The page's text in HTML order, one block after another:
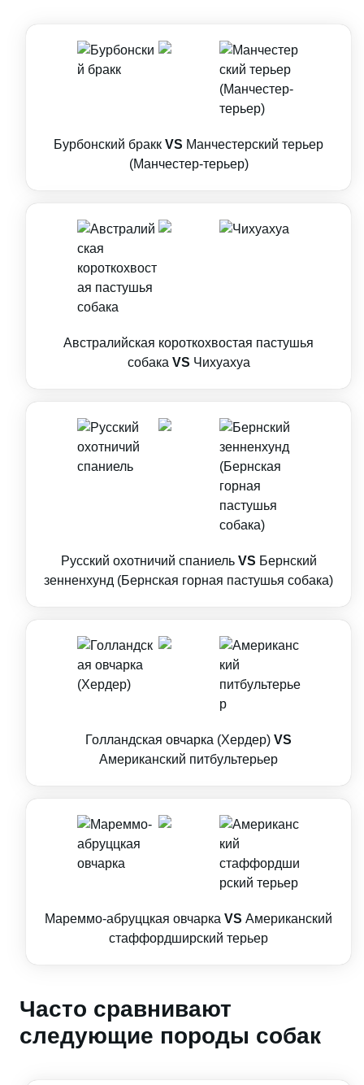
Бурбонский бракк VS Манчестерский терьер
(Манчестер-терьер)
Австралийская короткохвостая пастушья
собака VS Чихуахуа
Русский охотничий спаниель VS Бернский
зенненхунд (Бернская горная пастушья собака)
Голландская овчарка (Хердер) VS
Американский питбультерьер
Мареммо-абруццкая овчарка VS Американский
стаффордширский терьер
Часто сравнивают
следующие породы собак